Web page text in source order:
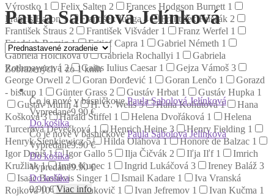
Výrostko 1 Felix Salten 2 Frances Hodgson Burnett 1
Francis Bacon1 František Juriga 4 František Ruščák 2
František Štraus 2 František Višváder 1 Franz Werfel 1
Friedrich Romig1 Fritjof Capra 1 Gabriel Németh 1
Gabriela Holčíková0 Gabriela Rochallyi 1
Gabriela
Rothmayerová 2 Gaius Iulius Caesar 1 Gejza Vámoš 3
George Orwell 2 Goran Đorđević 1 Goran Lenčo 1
Gorazd
- biskup 1 Günter Grass 2 Gustáv Hrbat 1 Gustáv Hupka 1
Gustáv Murín4 H. G. Wells5 Hana Kohútová1
Hana
Košková3 Harald Stiffel 1 Helena Dvořáková 1
Helena
Turcerová Devečková 1 Henrich Heine 3 Henry Fielding 1
Henryk Sienkiewicz5 Hilda Oláhová1 Honoré de Balzac 1
Igor Daniš1 Igor Gallo 5 Ilja Čičvák 2 Iľja Iľf 1
Imrich
Kružliak1 Imro Kupec 1 Ingrid Lukáčová 3 Ireney Baláž 3
Isaac Bashevis Singer 1 Ismail Kadare 1
Iva Vranská
Rojková10 Ivan Izakovič 1 Ivan Jefremov 1 Ivan Kučma 1
Paula Sabolová Jelínková
Zobrazených 1 zo 1 kníh
Čo je nové v básničkove Paula Sabolová Jelínková
Vypredané9.90 €
Do košíka
Čo je nové v básničkove Paula Sabolová Jelínková
Vypredané9.90 €
Do košíka
Vypredané9.90 €
Do košíka
9.90€ Viac info